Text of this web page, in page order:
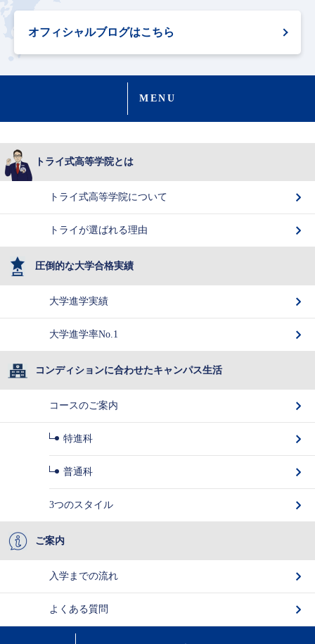
オフィシャルブログはこちら
MENU
トライ式高等学院とは
トライ式高等学院について
トライが選ばれる理由
圧倒的な大学合格実績
大学進学実績
大学進学率No.1
コンディションに合わせたキャンパス生活
コースのご案内
特進科
普通科
3つのスタイル
ご案内
入学までの流れ
よくある質問